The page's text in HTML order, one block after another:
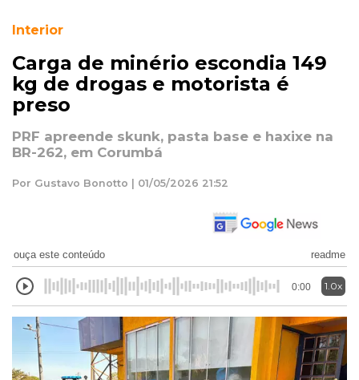
Interior
Carga de minério escondia 149
kg de drogas e motorista é
preso
PRF apreende skunk, pasta base e haxixe na
BR-262, em Corumbá
Por Gustavo Bonotto | 01/05/2026 21:52
ouça este conteúdo readme
0:00 1.0x